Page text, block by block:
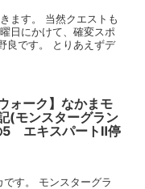
ます。 当然クエストも
日にかけて、確変スポ
良です。 とりあえずデ
ォーク】なかまモ
(モンスターグラン
5 エキスパートⅡ停
す。 モンスターグラ